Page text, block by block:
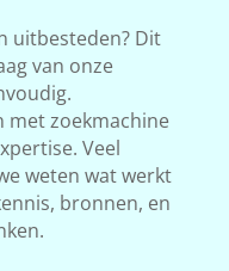
uitbesteden? Dit
van onze
met zoekmachine
Veel
weten wat werkt
bronnen, en